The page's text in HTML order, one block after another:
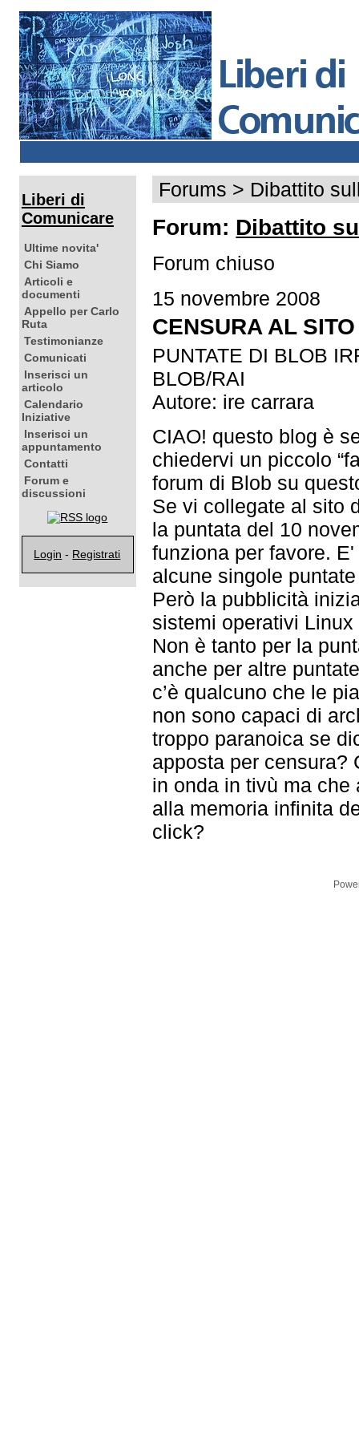
Liberi di
Comunicare
Ultime novita'
Chi Siamo
Articoli e
documenti
Appello per Carlo
Ruta
Testimonianze
Comunicati
Inserisci un
articolo
Calendario
Iniziative
Inserisci un
appuntamento
Contatti
Forum e
discussioni
Login - Registrati
Forums > Dibattito
Forum: Dibattito
Forum chiuso
15 novembre 2008
CENSURA AL
PUNTATE DI BLOB
BLOB/RAI
Autore: ire carrara
CIAO! questo blog è
chiedervi un piccolo
forum di Blob su
Se vi collegate al sito
la puntata del 10
funziona per favore.
alcune singole
Però la pubblicità
sistemi operativi
Non è tanto per la
anche per altre
c’è qualcuno che le
non sono capaci di
troppo paranoica se
apposta per censura?
in onda in tivù ma
alla memoria infinita
click?